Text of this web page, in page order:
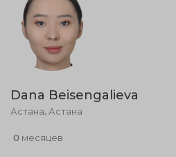
Dana Beisengalieva
Астана, Астана
0 месяцев